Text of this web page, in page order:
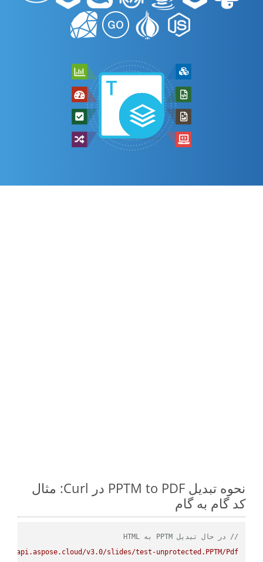
نحوه تبدیل PPTM to PDF در Curl: مثال
کد گام به گام
// در حال تبدیل PPTM به HTML
api.aspose.cloud/v3.0/slides/test-unprotected.PPTM/Pdf"